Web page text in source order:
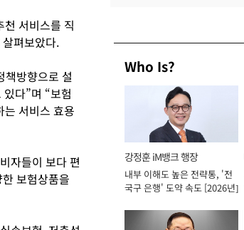
서비스를 직
펴보았다.
책방향으로 설
다”며 “보험
는 서비스 효용
자들이 보다 편
보험상품을
Who Is?
강정훈 iM뱅크 행장
내부 이해도 높은 전략통, '전
국구 은행' 도약 속도 [2026년]